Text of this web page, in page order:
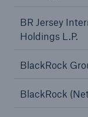
BR Jersey
Holdings L.P.
BlackRock
BlackRock